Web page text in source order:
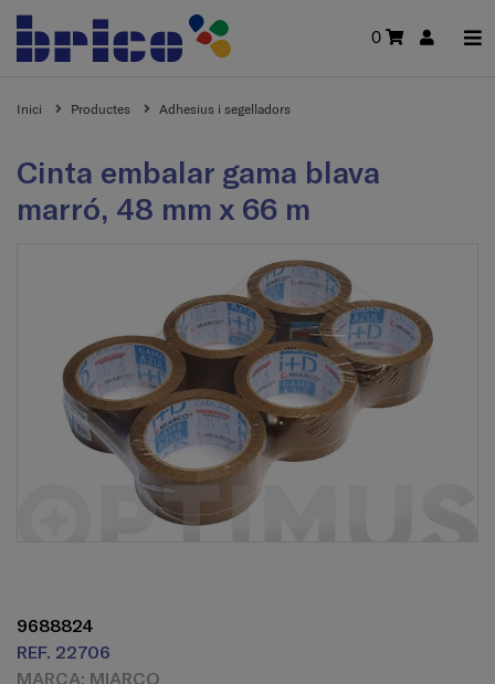
0
Inici Productes Adhesius i segelladors
Cinta embalar gama blava
marró, 48 mm x 66 m
9688824
REF. 22706
MARCA: MIARCO